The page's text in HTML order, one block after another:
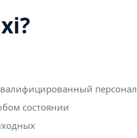
персонал
состоянии